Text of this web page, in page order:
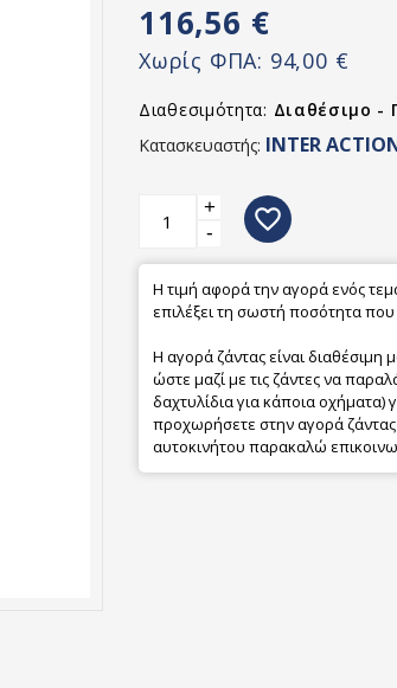
116,56 €
Χωρίς ΦΠΑ: 94,00 €
Διαθεσιμότητα: Διαθέσιμο -
Κατασκευαστής: INTER
+
-
favorite_border
Η τιμή αφορά την αγορά ενός
επιλέξει τη σωστή ποσότητα
Η αγορά ζάντας είναι διαθέσιμη
ώστε μαζί με τις ζάντες να
δαχτυλίδια για κάποια οχήματα)
προχωρήσετε στην αγορά
αυτοκινήτου παρακαλώ